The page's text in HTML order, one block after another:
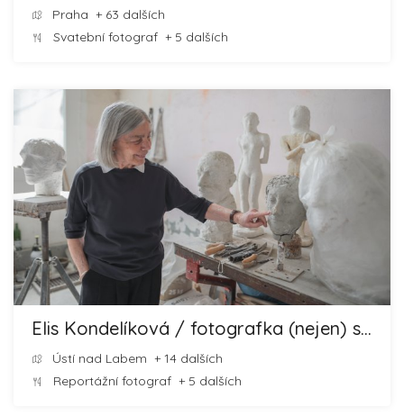
Praha + 63 dalších
Svatební fotograf + 5 dalších
Elis Kondelíková / fotografka (nejen) svateb
Ústí nad Labem + 14 dalších
Reportážní fotograf + 5 dalších